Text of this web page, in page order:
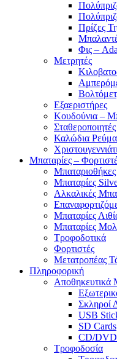
Πρίζες
Φις –
Μετρητές
Εξαεριστήρες
Κουδούνια –
Σταθεροποιητές
Καλώδια
Μπαταρίες –
Μπαταριοθήκες
Μπαταρίες
Αλκαλικές
Μπαταρίες
Μπαταρίες
Τροφοδοτικά
Φορτιστές
Μετατροπέας
Πληροφορική
Αποθηκευτικά
Σκληροί
USB
SD Cards
CD/DVD
Τροφοδοσία